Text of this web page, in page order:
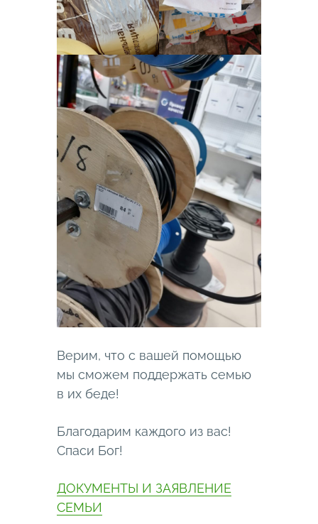
Верим, что с вашей помощью
мы сможем поддержать семью
в их беде!
Благодарим каждого из вас!
Спаси Бог!
ДОКУМЕНТЫ И ЗАЯВЛЕНИЕ
СЕМЬИ